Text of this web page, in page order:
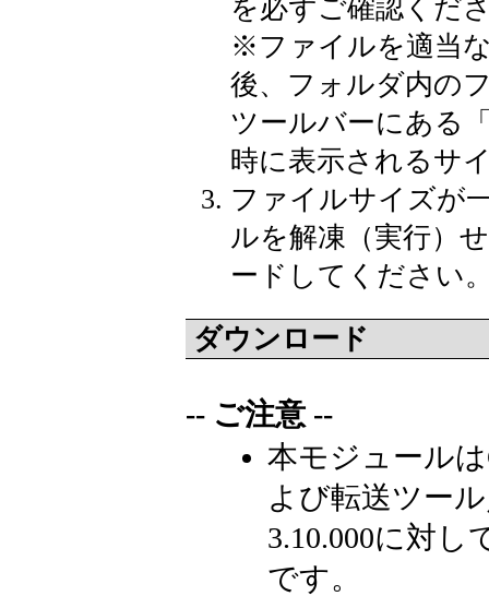
を必ずご確認くだ
※ファイルを適当
後、フォルダ内の
ツールバーにある
時に表示されるサ
ファイルサイズが
ルを解凍（実行）
ードしてください
ダウンロード
-- ご注意 --
本モジュールは
よび転送ツー
3.10.000に対
です。